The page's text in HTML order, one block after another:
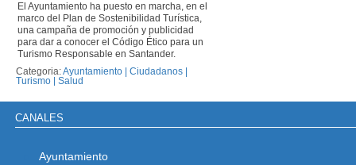
El Ayuntamiento ha puesto en marcha, en el
marco del Plan de Sostenibilidad Turística,
una campaña de promoción y publicidad
para dar a conocer el Código Ético para un
Turismo Responsable en Santander.
Categoria:Ayuntamiento Ciudadanos
Turismo
Salud
CANALES
Ayuntamiento